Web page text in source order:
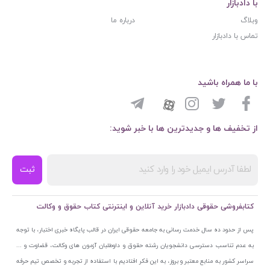
با دادبازار
وبلاگ
درباره ما
تماس با دادبازار
از تخفیف ها و جدیدترین ها با خبر شوید:
ثبت
با ما همراه باشید
کتابفروشی حقوقی دادبازار خرید آنلاین و اینترنتی کتاب حقوق و وکالت
پس از حدود ده سال خدمت رسانی به جامعه حقوقی ایران در قالب پایگاه خبری اختبار، با توجه
به عدم تناسب دسترسی دانشجویان رشته حقوق و داوطلبان آزمون های وکالت، قضاوت و ...
سراسر کشور به منابع معتبر و بروز، به این فکر افتادیم با استفاده از تجربه و تخصص تیم حرفه